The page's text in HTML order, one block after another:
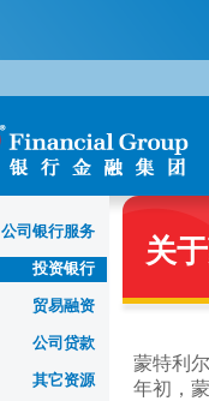
公司银行服务
投资银行
贸易融资
公司贷款
其它资源
关
蒙特利
年初，